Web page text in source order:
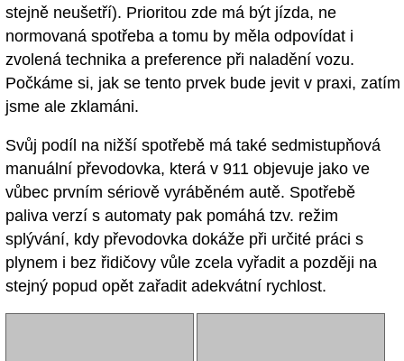
stejně neušetří). Prioritou zde má být jízda, ne
normovaná spotřeba a tomu by měla odpovídat i
zvolená technika a preference při naladění vozu.
Počkáme si, jak se tento prvek bude jevit v praxi, zatím
jsme ale zklamáni.
Svůj podíl na nižší spotřebě má také sedmistupňová
manuální převodovka, která v 911 objevuje jako ve
vůbec prvním sériově vyráběném autě. Spotřebě
paliva verzí s automaty pak pomáhá tzv. režim
splývání, kdy převodovka dokáže při určité práci s
plynem i bez řidičovy vůle zcela vyřadit a později na
stejný popud opět zařadit adekvátní rychlost.